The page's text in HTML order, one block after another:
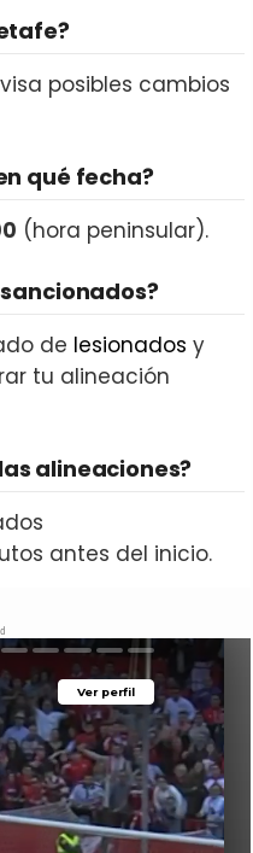
posibles cambios
qué fecha?
(hora peninsular).
de lesionados y
tu alineación
alineaciones?
antes del inicio.
Ver perfil
Ver perfil